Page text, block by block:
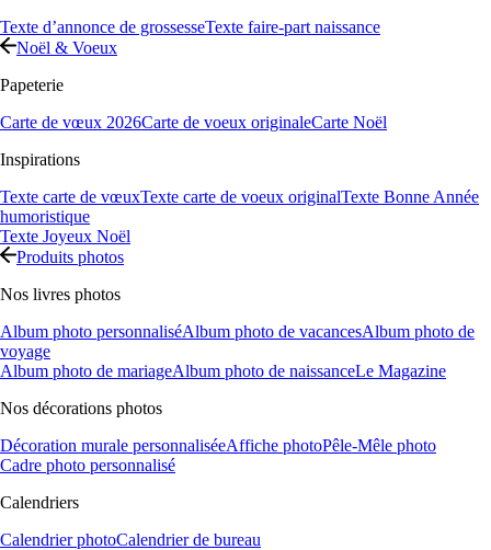
Texte d’annonce de grossesseTexte faire-part naissance
Noël & Voeux
Papeterie
Carte de vœux 2026Carte de voeux originaleCarte Noël
Inspirations
Texte carte de vœuxTexte carte de voeux originalTexte Bonne Année
humoristique
Texte Joyeux Noël
Produits photos
Nos livres photos
Album photo personnaliséAlbum photo de vacancesAlbum photo de
voyage
Album photo de mariageAlbum photo de naissanceLe Magazine
Nos décorations photos
Décoration murale personnaliséeAffiche photoPêle-Mêle photo
Cadre photo personnalisé
Calendriers
Calendrier photoCalendrier de bureau